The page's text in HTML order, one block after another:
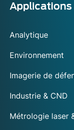
Applications
Analytique
Environnement
Imagerie de
Industrie & CND
Métrologie laser